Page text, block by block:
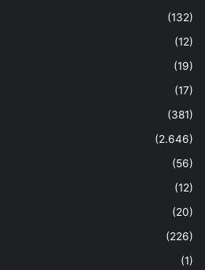
(132)
(12)
(19)
(17)
(381)
(2.646)
(56)
(12)
(20)
(226)
(1)